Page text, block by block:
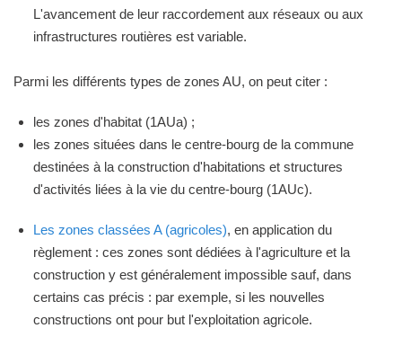
L'avancement de leur raccordement aux réseaux ou aux
infrastructures routières est variable.
Parmi les différents types de zones AU, on peut citer :
les zones d'habitat (1AUa) ;
les zones situées dans le centre-bourg de la commune
destinées à la construction d'habitations et structures
d'activités liées à la vie du centre-bourg (1AUc).
Les zones classées A (agricoles), en application du
règlement : ces zones sont dédiées à l'agriculture et la
construction y est généralement impossible sauf, dans
certains cas précis : par exemple, si les nouvelles
constructions ont pour but l'exploitation agricole.